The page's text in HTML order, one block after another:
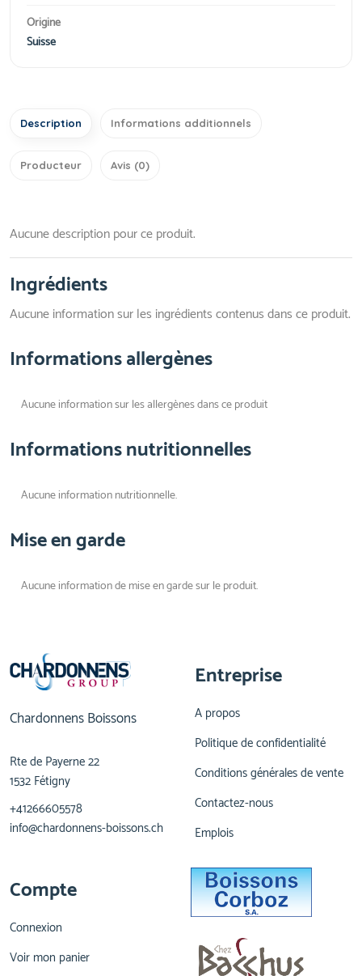
Origine
Suisse
Description Informations additionnels
Producteur Avis (0)
Aucune description pour ce produit.
Ingrédients
Aucune information sur les ingrédients contenus dans ce produit.
Informations allergènes
Aucune information sur les allergènes dans ce produit
Informations nutritionnelles
Aucune information nutritionnelle.
Mise en garde
Aucune information de mise en garde sur le produit.
Chardonnens Boissons
Rte de Payerne 22
1532 Fétigny
+41266605578
info@chardonnens-boissons.ch
Entreprise
A propos
Politique de confidentialité
Conditions générales de vente
Contactez-nous
Emplois
Compte
Connexion
Voir mon panier